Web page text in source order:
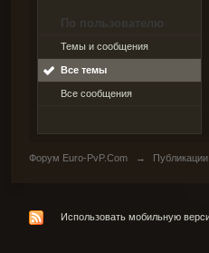
По пользователю
Темы и сообщения
Все темы
Все сообщения
Форум Euro-PvP.Com →
Использовать мобильную